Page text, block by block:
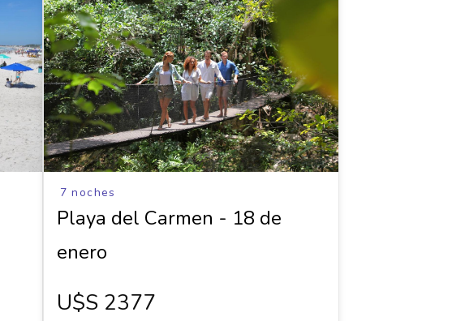
7 noches
Playa del Carmen - 18 de
enero
U$s 2377